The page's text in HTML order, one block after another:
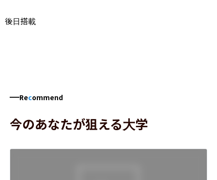
後日搭載
Recommend
今のあなたが狙える大学